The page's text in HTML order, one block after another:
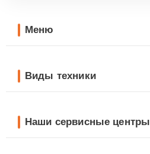
Меню
Виды техники
Наши сервисные центры